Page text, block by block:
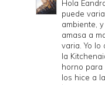
Hola
puede
ambiente,
amasa a
varia. Yo lo
la
horno para
los hice a